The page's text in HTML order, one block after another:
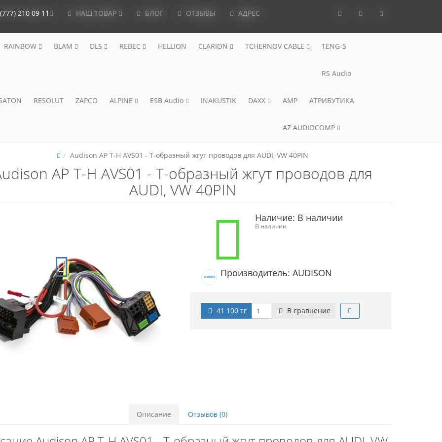
210 09 11 НАШ ТОВАР БЛОГ ОТЗЫВЫ АДРЕС
RAINBOW BLAM DLS REBEC HELLION CLARION TCHERNOV CABLE TENG-S
RS Audio
RESOLUT ZAPCO ALPINE ESB Audio INAKUSTIK DAXX AMP АТРИБУТИКА
AZ AUDIOCOMP
Audison AP T-H AVS01 - T-образный жгут проводов для AUDI, VW 40PIN
AP T-H AVS01 - T-образный жгут проводов для
AUDI, VW 40PIN
Наличие: В наличии
В наличии
Производитель: AUDISON
41 100 тг В сравнение
Описание Отзывов (0)